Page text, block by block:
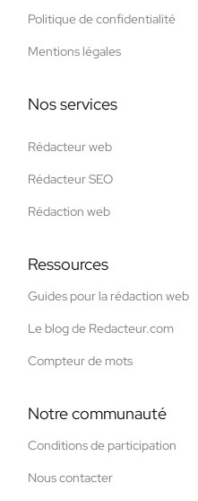
Politique de confidentialité
Mentions légales
Nos services
Rédacteur web
Rédacteur SEO
Rédaction web
Ressources
Guides pour la rédaction web
Le blog de Redacteur.com
Compteur de mots
Notre communauté
Conditions de participation
Nous contacter